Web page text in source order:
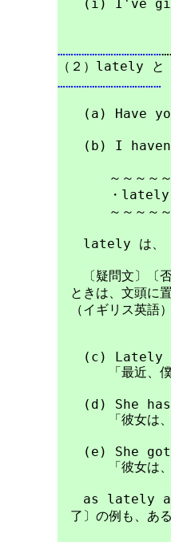
(i) I've given
…………………………………
…………………………………
(a) Have you
(b) I haven't
～～～～～～
・lately〔副
～～～～～～
lately は、〔現
〔疑問文〕〔否
ときは、文頭に
（イギリス英語）
(c) Lately
「最近、僕は
(d) She has
「彼女は、つ
(e) She got
「彼女は、先
as lately as...
了〕の例も、あ